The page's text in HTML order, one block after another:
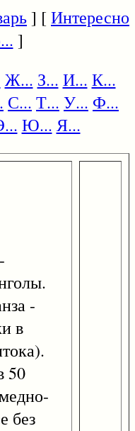
] [Интересно
]
Ж... З... И... К...
С... Т... У... Ф...
Ю... Я...
-
в
50
без